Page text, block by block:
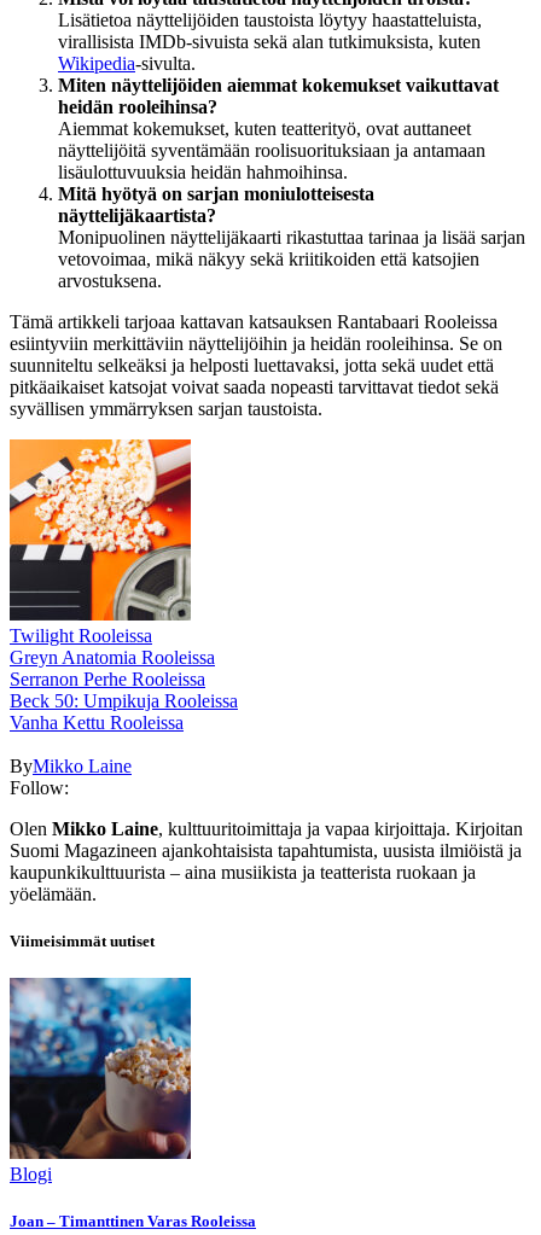
Lisätietoa näyttelijöiden taustoista löytyy haastatteluista,
virallisista IMDb-sivuista sekä alan tutkimuksista, kuten
Wikipedia-sivulta.
Miten näyttelijöiden aiemmat kokemukset vaikuttavat
heidän rooleihinsa?
Aiemmat kokemukset, kuten teatterityö, ovat auttaneet
näyttelijöitä syventämään roolisuorituksiaan ja antamaan
lisäulottuvuuksia heidän hahmoihinsa.
Mitä hyötyä on sarjan moniulotteisesta
näyttelijäkaartista?
Monipuolinen näyttelijäkaarti rikastuttaa tarinaa ja lisää sarjan
vetovoimaa, mikä näkyy sekä kriitikoiden että katsojien
arvostuksena.
Tämä artikkeli tarjoaa kattavan katsauksen Rantabaari Rooleissa
esiintyviin merkittäviin näyttelijöihin ja heidän rooleihinsa. Se on
suunniteltu selkeäksi ja helposti luettavaksi, jotta sekä uudet että
pitkäaikaiset katsojat voivat saada nopeasti tarvittavat tiedot sekä
syvällisen ymmärryksen sarjan taustoista.
Twilight Rooleissa
Greyn Anatomia Rooleissa
Serranon Perhe Rooleissa
Beck 50: Umpikuja Rooleissa
Vanha Kettu Rooleissa
ByMikko Laine
Follow:
Olen Mikko Laine, kulttuuritoimittaja ja vapaa kirjoittaja. Kirjoitan
Suomi Magazineen ajankohtaisista tapahtumista, uusista ilmiöistä ja
kaupunkikulttuurista – aina musiikista ja teatterista ruokaan ja
yöelämään.
Viimeisimmät uutiset
Blogi
Joan – Timanttinen Varas Rooleissa